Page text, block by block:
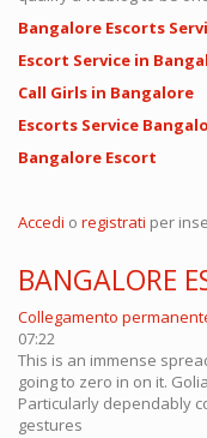
Bangalore Escorts
Escort Service in
Call Girls in Bangalore
Escorts Service
Bangalore Escort
Accedi o registrati per
BANGALORE
Collegamento
07:22
This is an immense
going to zero in on it.
Particularly dependably
gestures